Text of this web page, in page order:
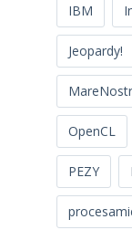
IBM
Jeopardy!
OpenCL
PEZY